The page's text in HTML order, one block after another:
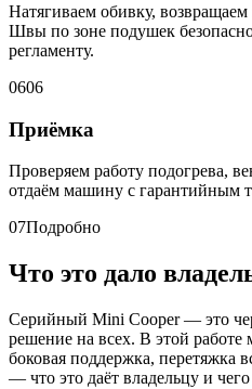
Натягиваем обивку,
Швы по зоне подушек
регламенту.
0606
Приёмка
Проверяем работу подогрева,
отдаём машину с гарантийным
07Подробно
Что это дало
Серийный Mini Cooper — это
решение на всех. В этой
боковая поддержка, перетяжка
— что это даёт владельцу и